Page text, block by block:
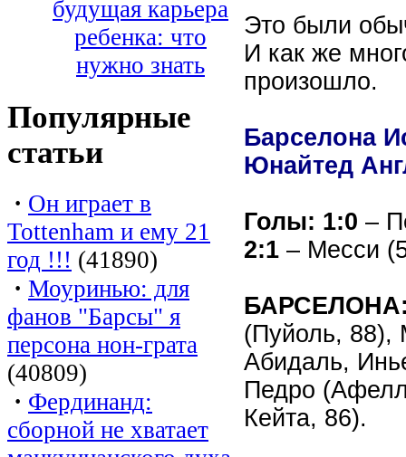
будущая карьера
ребенка: что
нужно знать
Популярные
статьи
· Он играет в
Tottenham и ему 21
год !!! (41890)
· Моуринью: для
фанов "Барсы" я
персона нон-грата
(40809)
· Фердинанд:
сборной не хватает
Это были
И как же
произошло.
Барселона
Юнайтед
Голы: 1:0 –
2:1 – Месси
(Пуйоль, 88),
Абидаль,
Педро
Кейта, 86).